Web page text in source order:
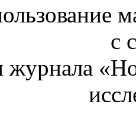
с
журнала